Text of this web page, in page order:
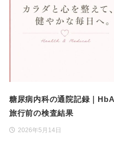
糖尿病内科の通院記録｜
旅行前の検査結果
2026年5月14日